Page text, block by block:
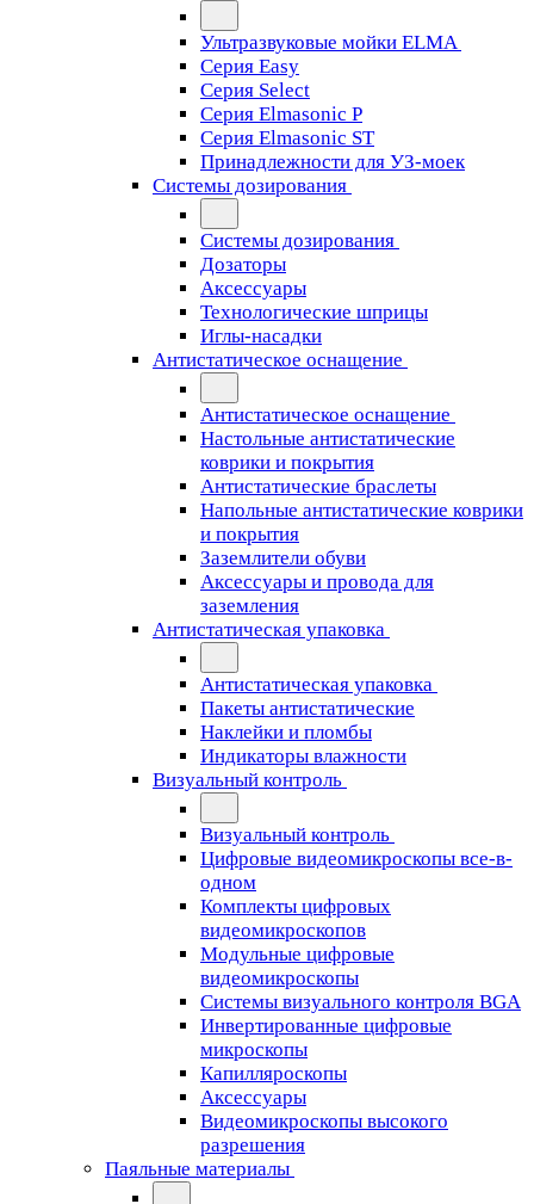
Ультразвуковые мойки ELMA
Серия Easy
Серия Select
Серия Elmasonic P
Серия Elmasonic ST
Принадлежности для УЗ-моек
Системы дозирования
Системы дозирования
Дозаторы
Аксессуары
Технологические шприцы
Иглы-насадки
Антистатическое оснащение
Антистатическое оснащение
Настольные антистатические
коврики и покрытия
Антистатические браслеты
Напольные антистатические коврики
и покрытия
Заземлители обуви
Аксессуары и провода для
заземления
Антистатическая упаковка
Антистатическая упаковка
Пакеты антистатические
Наклейки и пломбы
Индикаторы влажности
Визуальный контроль
Визуальный контроль
Цифровые видеомикроскопы все-в-
одном
Комплекты цифровых
видеомикроскопов
Модульные цифровые
видеомикроскопы
Cистемы визуального контроля BGA
Инвертированные цифровые
микроскопы
Капилляроскопы
Аксессуары
Видеомикроскопы высокого
разрешения
Паяльные материалы